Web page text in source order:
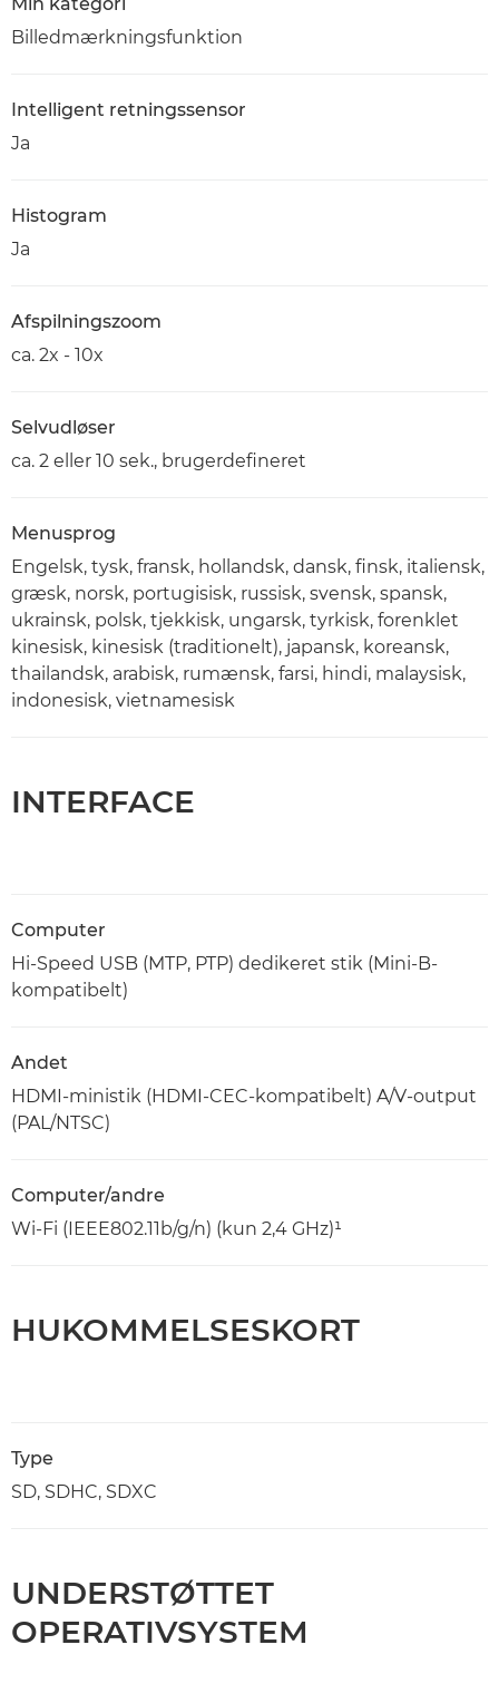
Billedmærkningsfunktion
Intelligent retningssensor
Ja
Histogram
Ja
Afspilningszoom
ca. 2x - 10x
Selvudløser
ca. 2 eller 10 sek., brugerdefineret
Menusprog
Engelsk, tysk, fransk, hollandsk, dansk, finsk, italiensk,
græsk, norsk, portugisisk, russisk, svensk, spansk,
ukrainsk, polsk, tjekkisk, ungarsk, tyrkisk, forenklet
kinesisk, kinesisk (traditionelt), japansk, koreansk,
thailandsk, arabisk, rumænsk, farsi, hindi, malaysisk,
indonesisk, vietnamesisk
INTERFACE
Computer
Hi-Speed USB (MTP, PTP) dedikeret stik (Mini-B-
kompatibelt)
Andet
HDMI-ministik (HDMI-CEC-kompatibelt) A/V-output
(PAL/NTSC)
Computer/andre
Wi-Fi (IEEE802.11b/g/n) (kun 2,4 GHz)¹
HUKOMMELSESKORT
Type
SD, SDHC, SDXC
UNDERSTØTTET
OPERATIVSYSTEM